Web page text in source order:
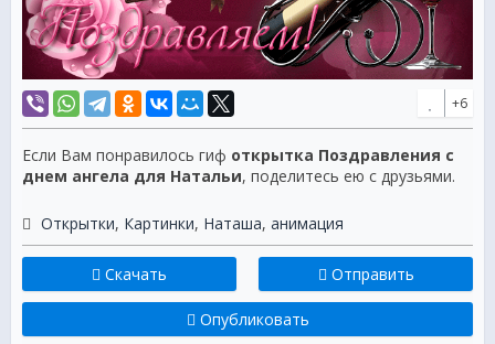
+6
Если Вам понравилось гиф открытка Поздравления с
днем ангела для Натальи, поделитесь ею с друзьями.
Открытки, Картинки, Наташа, анимация
Скачать Отправить
Опубликовать